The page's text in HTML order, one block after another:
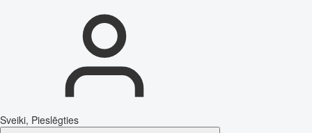
Sveiki, Pieslēgties